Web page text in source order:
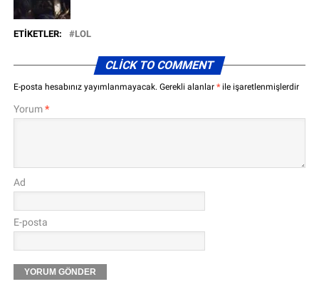
ETIKETLER: LOL
CLICK TO COMMENT
E-posta hesabınız yayımlanmayacak. Gerekli alanlar *ile işaretlenmişlerdir
Yorum*
Ad
E-posta